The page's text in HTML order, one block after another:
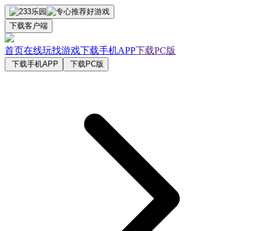
下载客户端
首页在线玩找游戏下载手机APP下载PC版
下载手机APP 下载PC版